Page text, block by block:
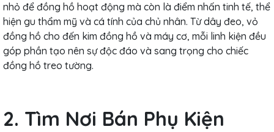
nhỏ để đồng hồ hoạt động mà còn là điểm nhấn tinh tế, thể
hiện gu thẩm mỹ và cá tính của chủ nhân. Từ dây đeo, vỏ
đồng hồ cho đến kim đồng hồ và máy cơ, mỗi linh kiện đều
góp phần tạo nên sự độc đáo và sang trọng cho chiếc
đồng hồ treo tường.
2. Tìm Nơi Bán Phụ Kiện